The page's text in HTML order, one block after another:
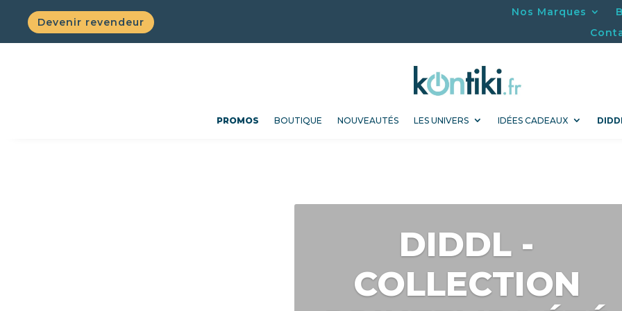
Devenir revendeur
Nos Marques
PROMOS BOUTIQUE NOUVEAUTÉS LES UNIVERS IDÉES CADEAUX
DIDDL -
COLLECTION